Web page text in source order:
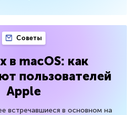
Советы
в macOS: как
пользователей
Apple
встречавшиеся в основном на